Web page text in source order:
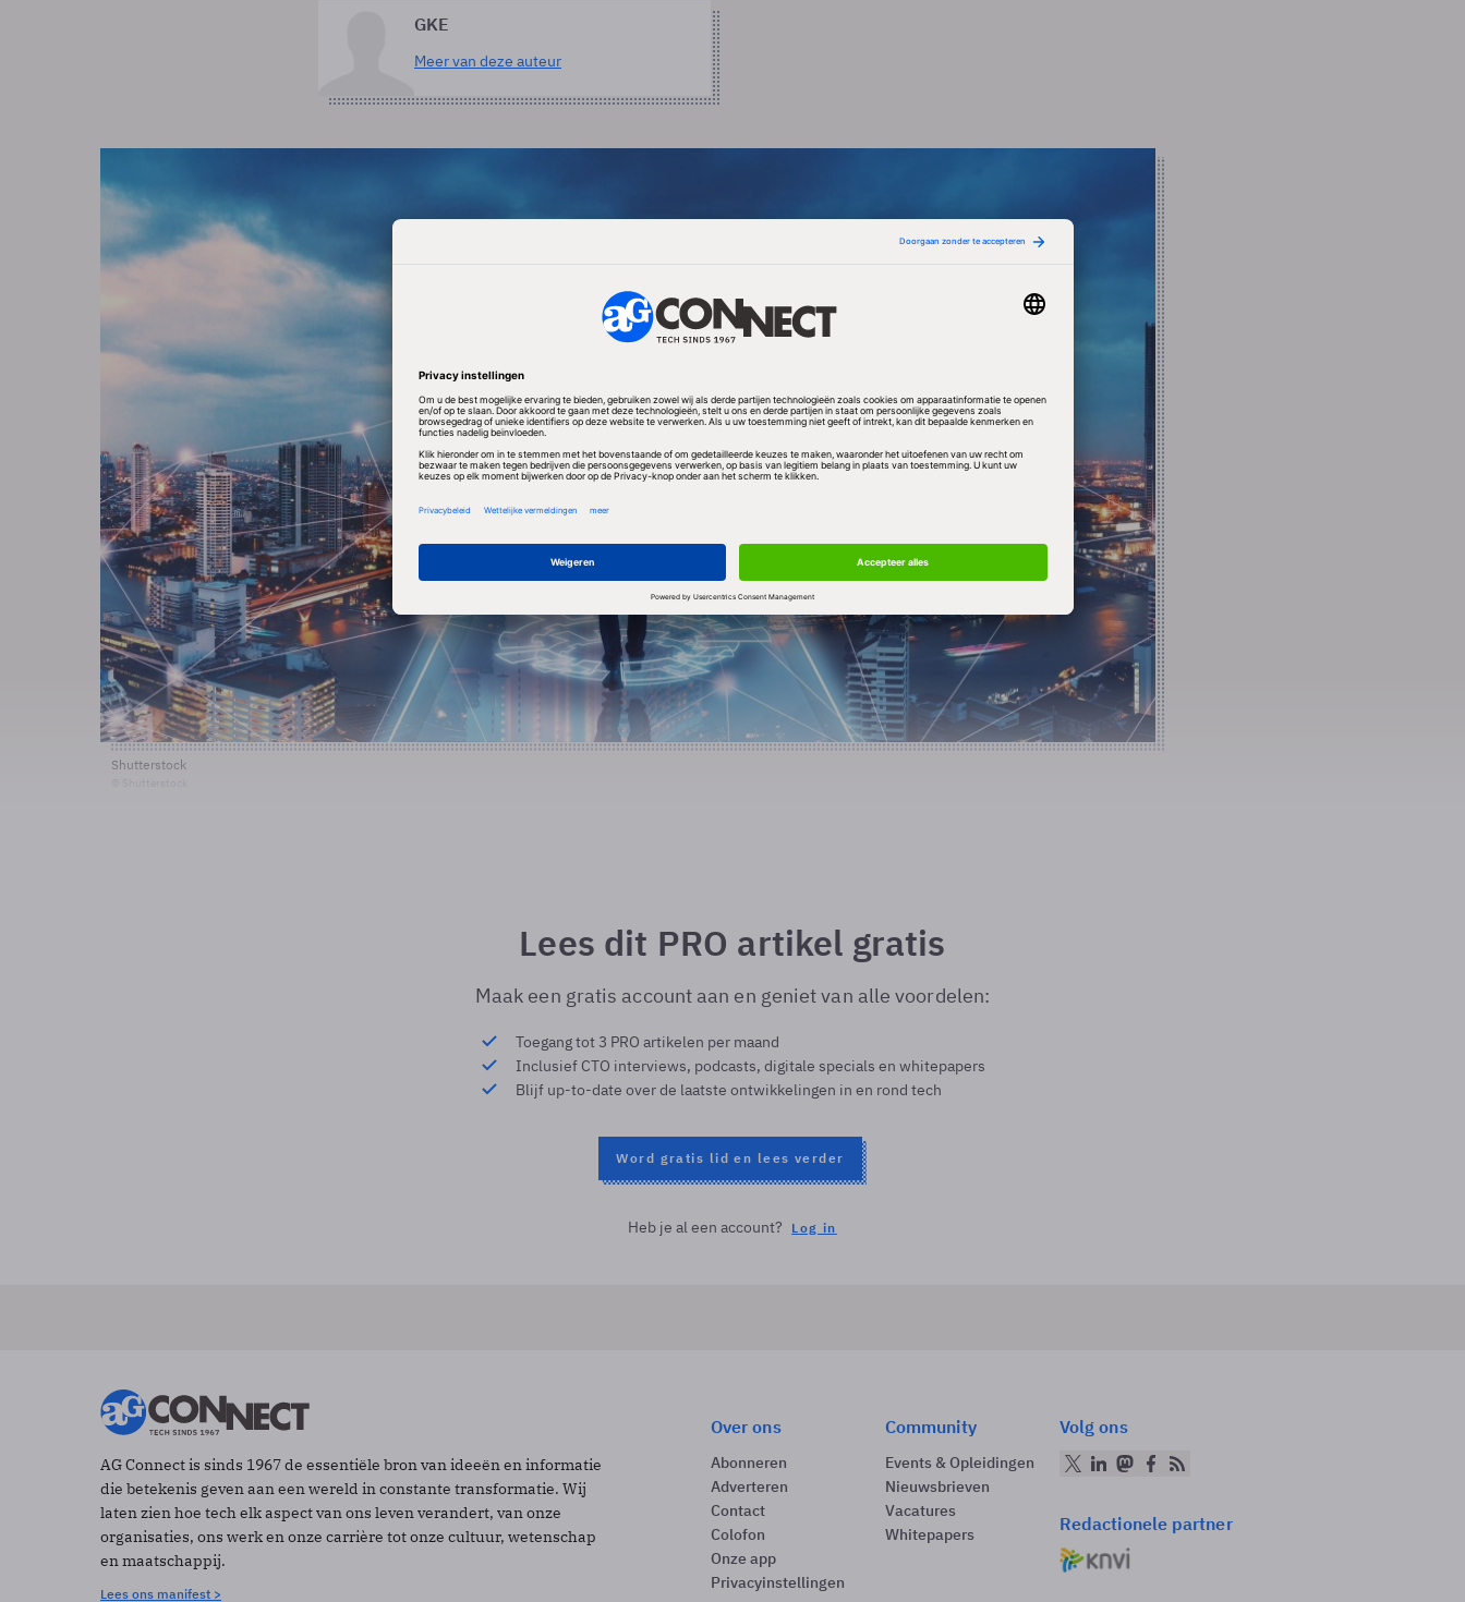
GKE
Meer van deze auteur
Shutterstock
Lees dit PRO artikel gratis
Maak een gratis account aan en geniet van alle voordelen:
Toegang tot 3 PRO artikelen per maand
Inclusief CTO interviews, podcasts, digitale specials en whitepapers
Blijf up-to-date over de laatste ontwikkelingen in en rond tech
Word gratis lid en lees verder
Heb je al een account? Log in
AG Connect is sinds 1967 de essentiële bron van ideeën en informatie
die betekenis geven aan een wereld in constante transformatie. Wij
laten zien hoe tech elk aspect van ons leven verandert, van onze
organisaties, ons werk en onze carrière tot onze cultuur, wetenschap
en maatschappij.
Lees ons manifest >
Over ons
Abonneren
Adverteren
Contact
Colofon
Onze app
Privacyinstellingen
Community
Events & Opleidingen
Nieuwsbrieven
Vacatures
Whitepapers
Volg ons
Redactionele partner